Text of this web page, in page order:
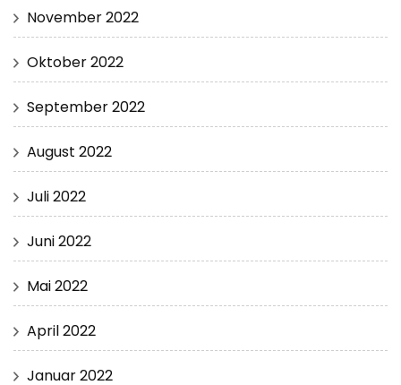
November 2022
Oktober 2022
September 2022
August 2022
Juli 2022
Juni 2022
Mai 2022
April 2022
Januar 2022